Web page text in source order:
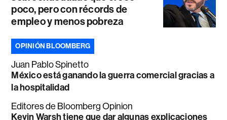
poco, pero con récords de
empleo y menos pobreza
OPINIÓN BLOOMBERG
Juan Pablo Spinetto
México está ganando la guerra comercial gracias a
la hospitalidad
Editores de Bloomberg Opinion
Kevin Warsh tiene que dar algunas explicaciones